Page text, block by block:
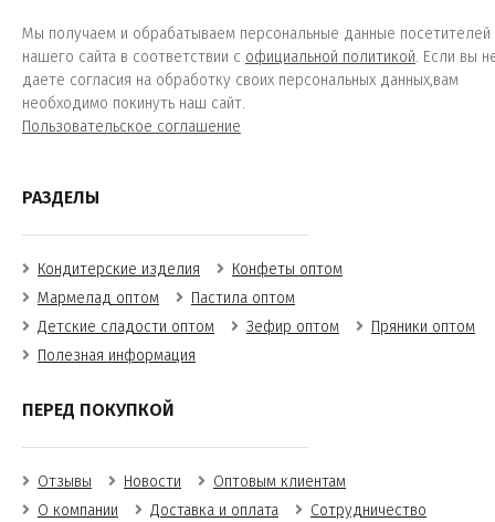
Мы получаем и обрабатываем персональные данные посетителей
нашего сайта в соответствии с официальной политикой. Если вы
даете согласия на обработку своих персональных данных,вам
необходимо покинуть наш сайт.
Пользовательское соглашение
РАЗДЕЛЫ
Кондитерские изделия
Конфеты оптом
Мармелад оптом
Пастила оптом
Детские сладости оптом
Зефир оптом
Пряники оптом
Полезная информация
ПЕРЕД ПОКУПКОЙ
Отзывы Новости
Оптовым клиентам
О компании
Доставка и оплата
Сотрудничество